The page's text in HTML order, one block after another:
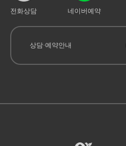
전화상담 네이버예약
상담·예약안내